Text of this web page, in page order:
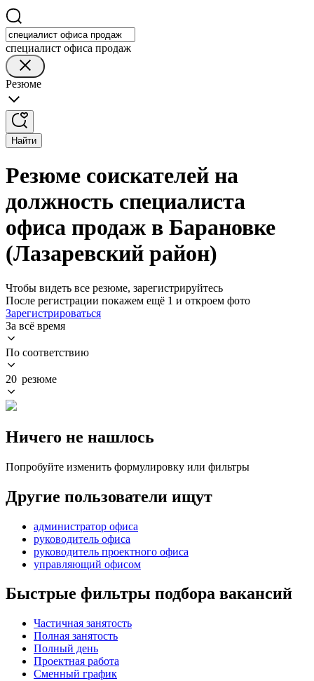
специалист офиса продаж
Резюме
Найти
Резюме соискателей на
должность специалиста
офиса продаж в Барановке
(Лазаревский район)
Чтобы видеть все резюме, зарегистрируйтесь
После регистрации покажем ещё 1 и откроем фото
Зарегистрироваться
За всё время
По соответствию
20 резюме
Ничего не нашлось
Попробуйте изменить формулировку или фильтры
Другие пользователи ищут
администратор офиса
руководитель офиса
руководитель проектного офиса
управляющий офисом
Быстрые фильтры подбора вакансий
Частичная занятость
Полная занятость
Полный день
Проектная работа
Сменный график